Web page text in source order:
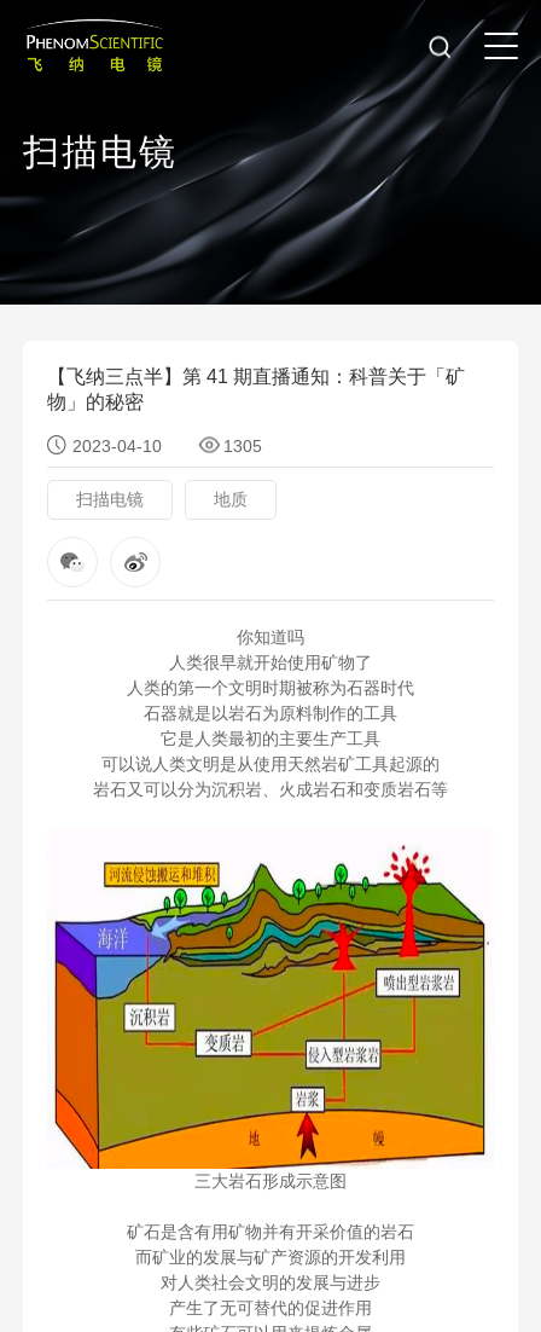
扫描电镜
【飞纳三点半】第 41 期直播通知：科普关于「矿
物」的秘密
2023-04-10 1305
扫描电镜 地质
你知道吗
人类很早就开始使用矿物了
人类的第一个文明时期被称为石器时代
石器就是以岩石为原料制作的工具
它是人类最初的主要生产工具
可以说人类文明是从使用天然岩矿工具起源的
岩石又可以分为沉积岩、火成岩石和变质岩石等
三大岩石形成示意图
矿石是含有用矿物并有开采价值的岩石
而矿业的发展与矿产资源的开发利用
对人类社会文明的发展与进步
产生了无可替代的促进作用